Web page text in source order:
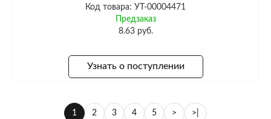
Код товара: УТ-00004471
Предзаказ
8.63 руб.
Узнать о поступлении
1 2 3 4 5 > >|